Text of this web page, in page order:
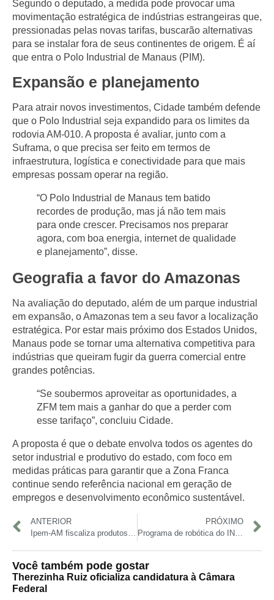
Segundo o deputado, a medida pode provocar uma
movimentação estratégica de indústrias estrangeiras que,
pressionadas pelas novas tarifas, buscarão alternativas
para se instalar fora de seus continentes de origem. É aí
que entra o Polo Industrial de Manaus (PIM).
Expansão e planejamento
Para atrair novos investimentos, Cidade também defende
que o Polo Industrial seja expandido para os limites da
rodovia AM-010. A proposta é avaliar, junto com a
Suframa, o que precisa ser feito em termos de
infraestrutura, logística e conectividade para que mais
empresas possam operar na região.
“O Polo Industrial de Manaus tem batido
recordes de produção, mas já não tem mais
para onde crescer. Precisamos nos preparar
agora, com boa energia, internet de qualidade
e planejamento”, disse.
Geografia a favor do Amazonas
Na avaliação do deputado, além de um parque industrial
em expansão, o Amazonas tem a seu favor a localização
estratégica. Por estar mais próximo dos Estados Unidos,
Manaus pode se tornar uma alternativa competitiva para
indústrias que queiram fugir da guerra comercial entre
grandes potências.
“Se soubermos aproveitar as oportunidades, a
ZFM tem mais a ganhar do que a perder com
esse tarifaço”, concluiu Cidade.
A proposta é que o debate envolva todos os agentes do
setor industrial e produtivo do estado, com foco em
medidas práticas para garantir que a Zona Franca
continue sendo referência nacional em geração de
empregos e desenvolvimento econômico sustentável.
ANTERIOR
Ipem-AM fiscaliza produtos típicos da Páscoa para garantir peso real e segurança dos consumidores
PRÓXIMO
Programa de robótica do INDT vai beneficiar mais de 4 mil crianças e adolescentes em escolas urbanas, rurais, ribeirinhas e indígenas
Você também pode gostar
Therezinha Ruiz oficializa candidatura à Câmara
Federal